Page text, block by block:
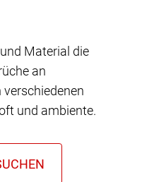
Material die
an
und ambiente.